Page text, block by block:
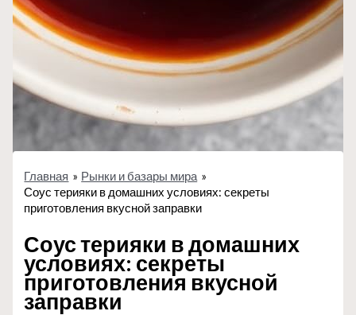
Главная
Рынки и базары мира
Соус терияки в домашних условиях: секреты
приготовления вкусной заправки
Соус терияки в домашних
условиях: секреты
приготовления вкусной
заправки